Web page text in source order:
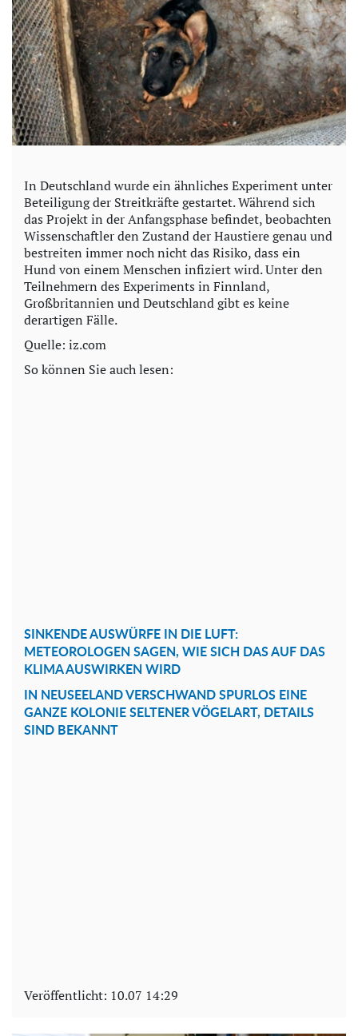
In Deutschland wurde ein ähnliches Experiment unter
Beteiligung der Streitkräfte gestartet. Während sich
das Projekt in der Anfangsphase befindet, beobachten
Wissenschaftler den Zustand der Haustiere genau und
bestreiten immer noch nicht das Risiko, dass ein
Hund von einem Menschen infiziert wird. Unter den
Teilnehmern des Experiments in Finnland,
Großbritannien und Deutschland gibt es keine
derartigen Fälle.
Quelle: iz.com
So können Sie auch lesen:
SINKENDE AUSWÜRFE IN DIE LUFT:
METEOROLOGEN SAGEN, WIE SICH DAS AUF DAS
KLIMA AUSWIRKEN WIRD
IN NEUSEELAND VERSCHWAND SPURLOS EINE
GANZE KOLONIE SELTENER VÖGELART, DETAILS
SIND BEKANNT
Veröffentlicht: 10.07 14:29